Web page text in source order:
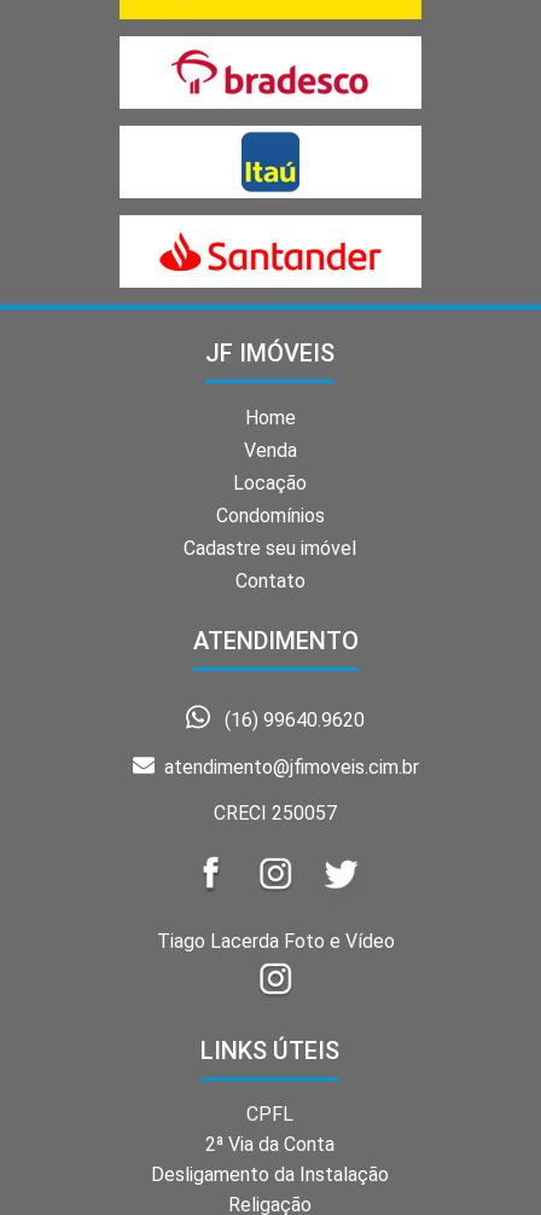
JF IMÓVEIS
Home
Venda
Locação
Condomínios
Cadastre seu imóvel
Contato
ATENDIMENTO
(16) 99640.9620
atendimento@jfimoveis.cim.br
CRECI 250057
Tiago Lacerda Foto e Vídeo
LINKS ÚTEIS
CPFL
2ª Via da Conta
Desligamento da Instalação
Religação